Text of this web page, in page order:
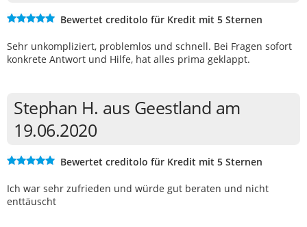
Bewertet creditolo für Kredit mit 5 Sternen
Sehr unkompliziert, problemlos und schnell. Bei Fragen sofort
konkrete Antwort und Hilfe, hat alles prima geklappt.
Stephan H. aus Geestland am
19.06.2020
Bewertet creditolo für Kredit mit 5 Sternen
Ich war sehr zufrieden und würde gut beraten und nicht
enttäuscht